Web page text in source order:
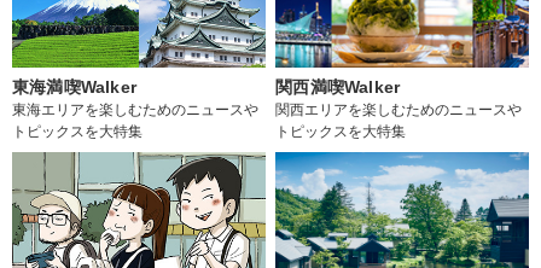
東海満喫Walker
東海エリアを楽しむためのニュースや
トピックスを大特集
関西満喫Walker
関西エリアを楽しむためのニュースや
トピックスを大特集